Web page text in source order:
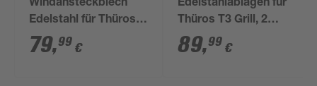
Windansteckblech
Edelstahl für Thüros
T4 Grill
79,99 €
Edelstahlablagen für
Thüros T3 Grill, 2
Stück
89,99 €